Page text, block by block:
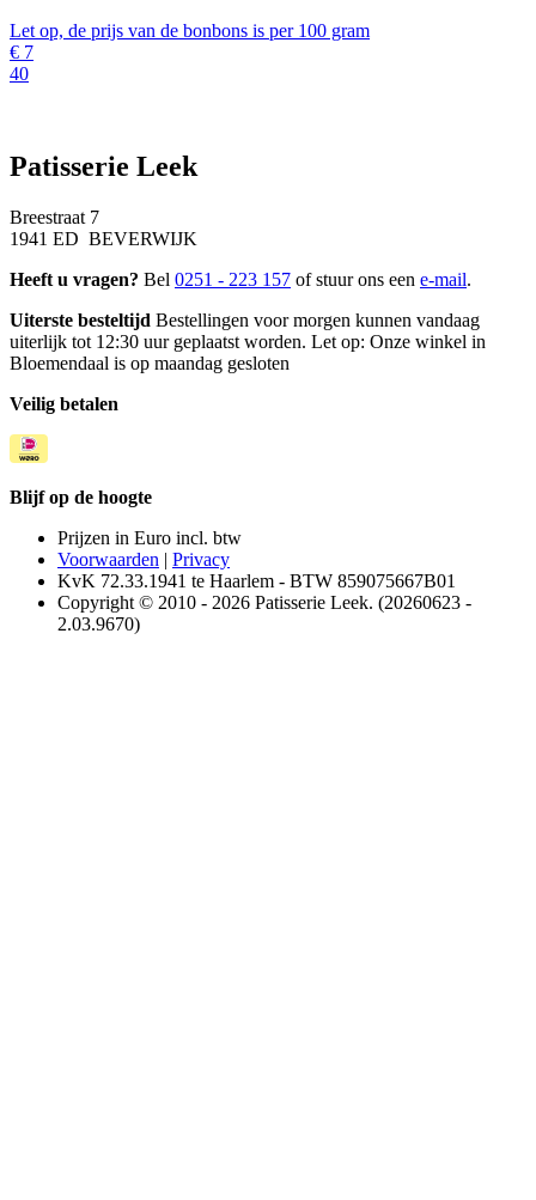
Let op, de prijs van de bonbons is per 100 gram
€ 7
40
Patisserie Leek
Breestraat 7
1941 ED BEVERWIJK
Heeft u vragen? Bel 0251 - 223 157 of stuur ons een e-mail.
Uiterste besteltijd Bestellingen voor morgen kunnen vandaag
uiterlijk tot 12:30 uur geplaatst worden. Let op: Onze winkel in
Bloemendaal is op maandag gesloten
Veilig betalen
Blijf op de hoogte
Prijzen in Euro incl. btw
Voorwaarden | Privacy
KvK 72.33.1941 te Haarlem - BTW 859075667B01
Copyright © 2010 - 2026 Patisserie Leek. (20260623 -
2.03.9670)